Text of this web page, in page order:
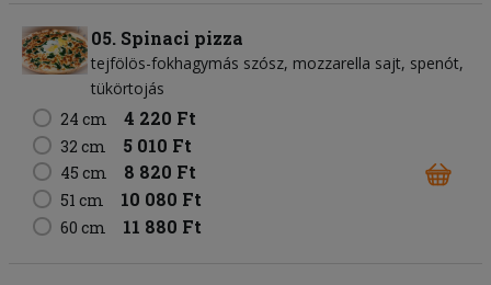
05. Spinaci pizza
tejfölös-fokhagymás szósz mozzarella sajt spenót
tükörtojás
24 cm
4 220 Ft
32 cm 5 010 Ft
45 cm 8 820 Ft
51 cm 10 080 Ft
60 cm 11 880 Ft